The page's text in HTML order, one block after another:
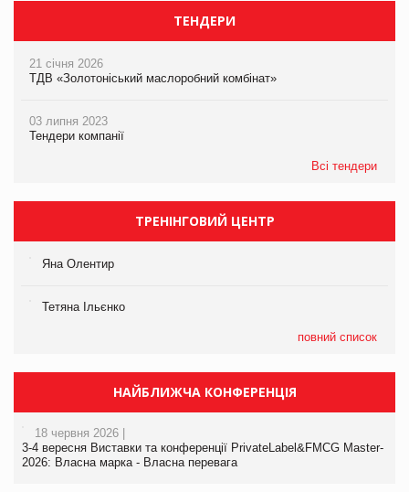
ТЕНДЕРИ
21 січня 2026
ТДВ «Золотоніський маслоробний комбінат»
03 липня 2023
Тендери компанії
Всі тендери
ТРЕНІНГОВИЙ ЦЕНТР
Яна Олентир
Тетяна Ільєнко
повний список
НАЙБЛИЖЧА КОНФЕРЕНЦІЯ
18 червня 2026 |
3-4 вересня Виставки та конференції PrivateLabel&FMCG Master-
2026: Власна марка - Власна перевага